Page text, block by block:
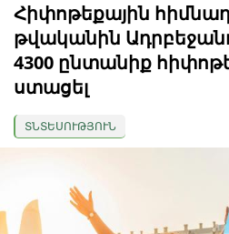
Հիփոթեքային
թվականին
4300 ընտանիք
ստացել
ՏՆՏԵՍՈՒԹՅՈՒՆ